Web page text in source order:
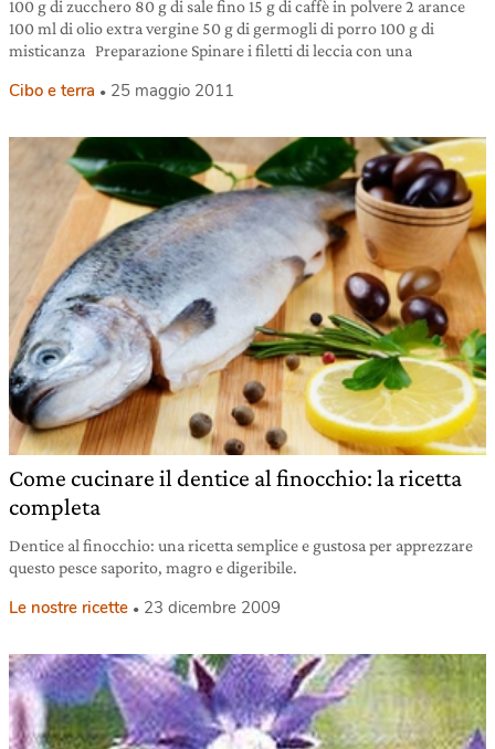
100 g di zucchero 80 g di sale fino 15 g di caffè in polvere 2 arance
100 ml di olio extra vergine 50 g di germogli di porro 100 g di
misticanza Preparazione Spinare i filetti di leccia con una
Cibo e terra 25 maggio 2011
Come cucinare il dentice al finocchio: la ricetta
completa
Dentice al finocchio: una ricetta semplice e gustosa per apprezzare
questo pesce saporito, magro e digeribile.
Le nostre ricette 23 dicembre 2009